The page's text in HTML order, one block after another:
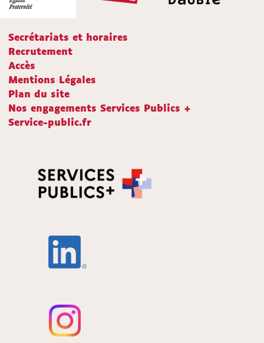
Secrétariats et horaires
Recrutement
Accès
Mentions Légales
Plan du site
Nos engagements Services Publics +
Service-public.fr